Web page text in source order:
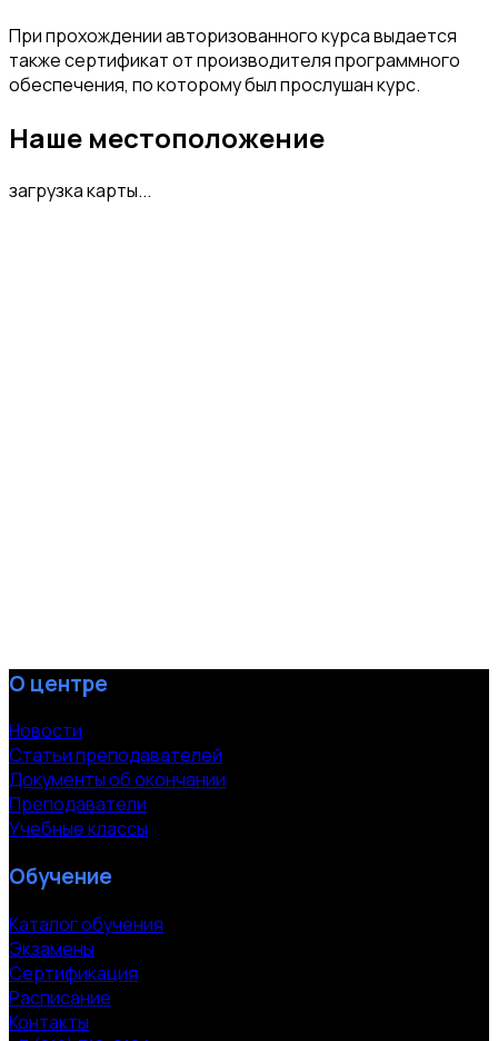
При прохождении авторизованного курса выдается
также сертификат от производителя программного
обеспечения, по которому был прослушан курс.
Наше местоположение
загрузка карты...
О центре
Новости
Статьи преподавателей
Документы об окончании
Преподаватели
Учебные классы
Обучение
Каталог обучения
Экзамены
Сертификация
Расписание
Контакты